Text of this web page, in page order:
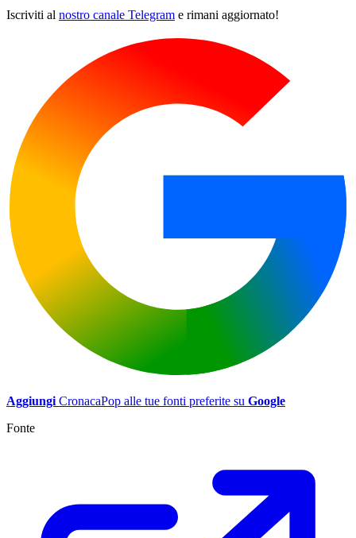
Iscriviti al nostro canale Telegram e rimani aggiornato!
Aggiungi CronacaPop alle tue fonti preferite su Google
Fonte